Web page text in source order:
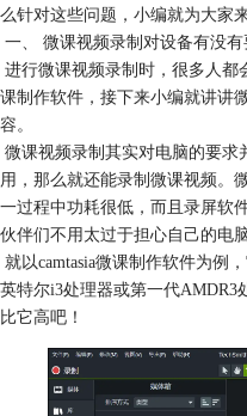
么针对这些问题，小编就为大家
一、 微课视频录制对设备有没有
进行微课视频录制时，很多人都
课制作软件，接下来小编就讲讲
容。
微课视频录制其实对电脑的要求
用，那么就还能录制微课视频。
一过程中功耗很低，而且录屏软
伙伴们不用太过于担心自己的电
就以camtasia微课制作软件为例
英特尔i3处理器或第一代AMDR3
比它高吧！